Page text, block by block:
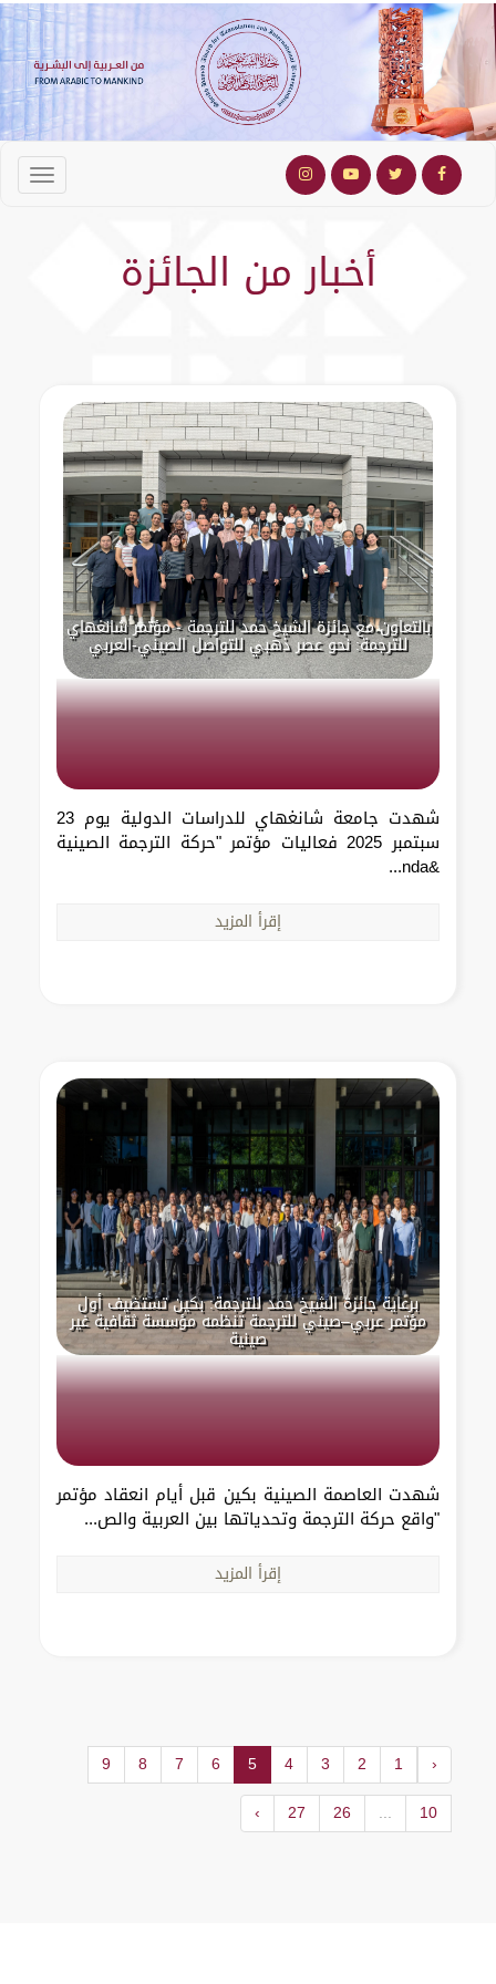
أخبار من الجائزة
بالتعاون مع جائزة الشيخ حمد للترجمة - مؤتمر شانغهاي
للترجمة: نحو عصر ذهبي للتواصل الصيني-العربي
شهدت جامعة شانغهاي للدراسات الدولية يوم 23
سبتمبر 2025 فعاليات مؤتمر "حركة الترجمة الصينية
&nda...
إقرأ المزيد
برعاية جائزة الشيخ حمد للترجمة: بكين تستضيف أول
مؤتمر عربي–صيني للترجمة تنظمه مؤسسة ثقافية غير
صينية
شهدت العاصمة الصينية بكين قبل أيام انعقاد مؤتمر
"واقع حركة الترجمة وتحدياتها بين العربية والص...
إقرأ المزيد
‹
1
2
3
4
5
6
7
8
9
10
...
26
27
›